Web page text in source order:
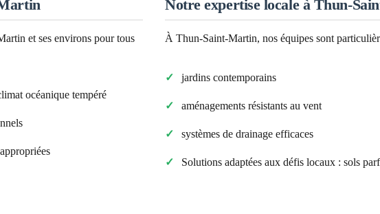
et ses environs pour tous
océanique tempéré
Notre expertise locale à Thun-
À Thun-Saint-Martin, nos équipes sont
jardins contemporains
aménagements résistants au vent
systèmes de drainage efficaces
Solutions adaptées aux défis locaux : sols